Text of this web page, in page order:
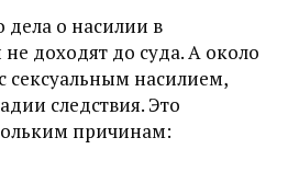
дела о насилии в
доходят до суда. А около
сексуальным насилием,
следствия. Это
причинам: